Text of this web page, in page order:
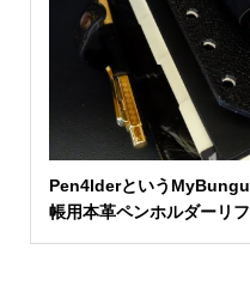
Pen4lderという
帳用本革ペンホルダーリ